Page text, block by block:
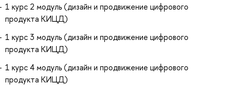
1 курс 2 модуль (дизайн и продвижение цифрового
продукта КИЦД)
1 курс 3 модуль (дизайн и продвижение цифрового
продукта КИЦД)
1 курс 4 модуль (дизайн и продвижение цифрового
продукта КИЦД)